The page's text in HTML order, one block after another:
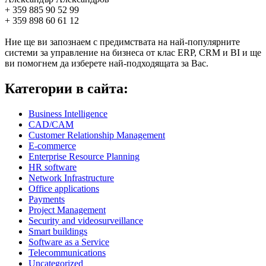
+ 359 885 90 52 99
+ 359 898 60 61 12
Ние ще ви запознаем с предимствата на най-популярните
системи за управление на бизнеса от клас ERP, CRM и BI и ще
ви помогнем да изберете най-подходящата за Вас.
Категории в сайта:
Business Intelligence
CAD/CAM
Customer Relationship Management
E-commerce
Enterprise Resource Planning
HR software
Network Infrastructure
Office applications
Payments
Project Management
Security and videosurveillance
Smart buildings
Software as a Service
Telecommunications
Uncategorized